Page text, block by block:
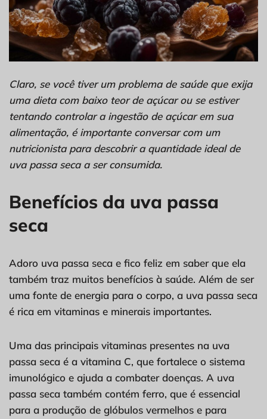
Claro, se você tiver um problema de saúde que exija
uma dieta com baixo teor de açúcar ou se estiver
tentando controlar a ingestão de açúcar em sua
alimentação, é importante conversar com um
nutricionista para descobrir a quantidade ideal de
uva passa seca a ser consumida.
Benefícios da uva passa
seca
Adoro uva passa seca e fico feliz em saber que ela
também traz muitos benefícios à saúde. Além de ser
uma fonte de energia para o corpo, a uva passa seca
é rica em vitaminas e minerais importantes.
Uma das principais vitaminas presentes na uva
passa seca é a vitamina C, que fortalece o sistema
imunológico e ajuda a combater doenças. A uva
passa seca também contém ferro, que é essencial
para a produção de glóbulos vermelhos e para